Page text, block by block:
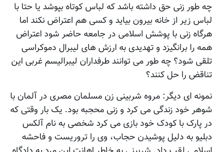
چه طور زنی حق داشته باشد که لباس کوتاه بپوشد یا حتا با
لباس زیر از خانه بیرون بیاید و کسی هم اعتراض نکند اما
هرگاه زنی با پوشش اسلامی در جامعه حاضر شود اعتراض
همه را برانگیزد و تهدیدی به ارزش های لیبرال دموکراسی
تلقی شود؟ چه طور می توانند طرفداران لیبرالیسم غربی این
تناقض را حل کنند؟
نمونه ای دیگر: مروه شربینی زن مسلمان مصری در آلمان با
شوهر خود زندگی می کرد و زنی محجبه بود. یک بار وقتی که
در پارک با کودک خود بازی می کرد شخصی به نام آلکس
دبلیو به دلیل پوشیدن حجاب، وی را تروریست و فاحشه